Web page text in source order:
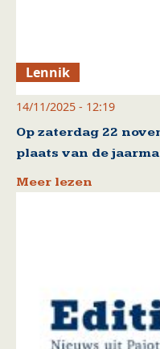
Lennik
14/11/2025 - 12:19
Op zaterdag 22
plaats van de
Meer lezen